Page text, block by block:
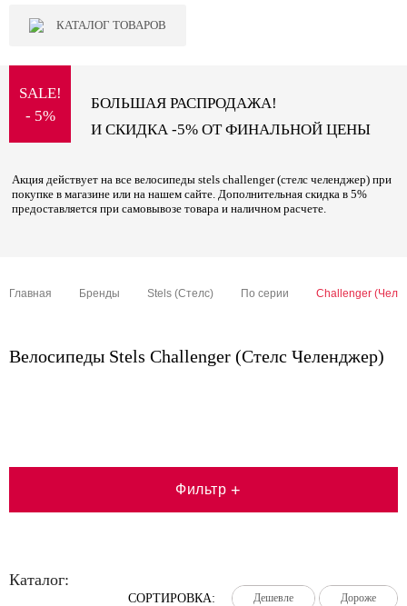
КАТАЛОГ ТОВАРОВ
SALE!
- 5%
БОЛЬШАЯ РАСПРОДАЖА!
И СКИДКА -5% ОТ ФИНАЛЬНОЙ ЦЕНЫ
Акция действует на все велосипеды stels challenger (стелс челенджер) при
покупке в магазине или на нашем сайте. Дополнительная скидка в 5%
предоставляется при самовывозе товара и наличном расчете.
Главная Бренды Stels (Стелс) По серии Challenger
Велосипеды Stels Challenger (Стелс Челенджер)
Фильтр +
Каталог:
СОРТИРОВКА: Дешевле
Дешевле
Дешевле Дороже
Дороже
Дороже